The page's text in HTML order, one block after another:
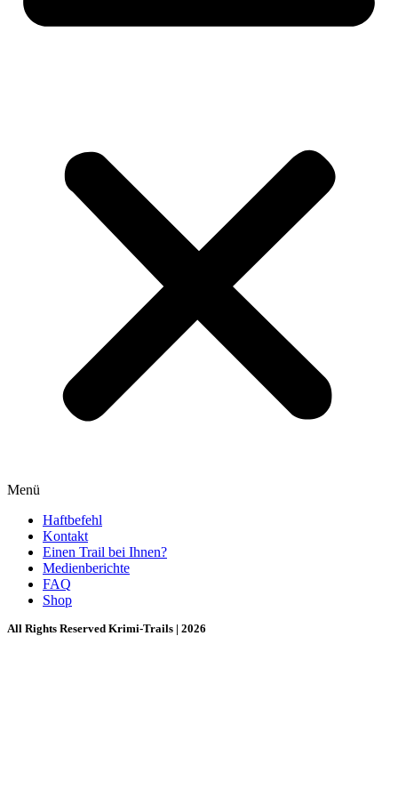
Menü
Haftbefehl
Kontakt
Einen Trail bei Ihnen?
Medienberichte
FAQ
Shop
All Rights Reserved Krimi-Trails | 2026